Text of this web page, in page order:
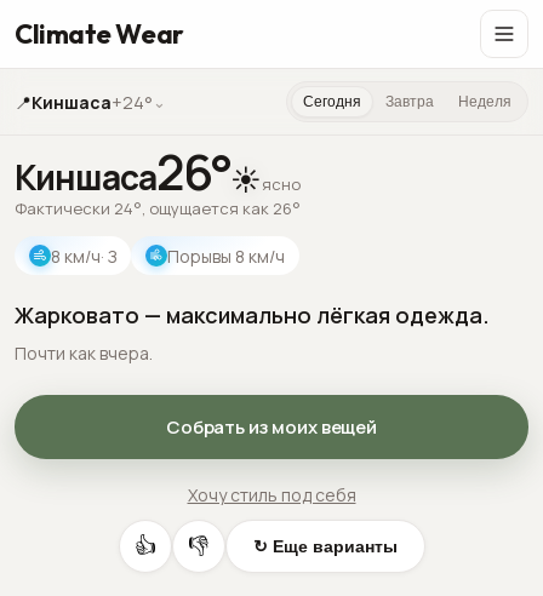
Climate Wear
📍Киншаса+24° ⌄ Сегодня Завтра Неделя
Киншаса26°☀️ясно
Фактически 24°, ощущается как 26°
8 км/ч· З Порывы 8 км/ч
Жарковато — максимально лёгкая одежда.
Почти как вчера.
Собрать из моих вещей
Хочу стиль под себя
👍 👎 ↻ Еще варианты